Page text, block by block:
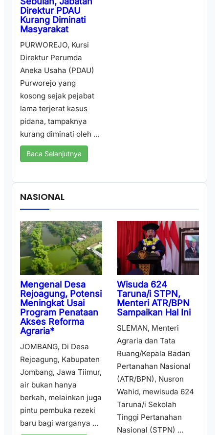
Direktur PDAU
Kurang Diminati
Masyarakat
PURWOREJO, Kursi
Direktur Perumda
Aneka Usaha (PDAU)
Purworejo yang
kosong sejak pejabat
lama terjerat kasus
pidana, tampaknya
kurang diminati oleh ...
Baca Selanjutnya
NASIONAL
Mengenal Desa
Rejoagung, Potensi
Meningkat Usai
Program Penataan
Akses Reforma
Agraria*
JOMBANG, Di Desa
Rejoagung, Kabupaten
Jombang, Jawa Tiimur,
air bukan hanya
berkah, melainkan juga
pintu pembuka rezeki
baru bagi warganya ...
Wisuda 624
Taruna/i STPN,
Menteri ATR/BPN
Sampaikan Hal Ini
SLEMAN, Menteri
Agraria dan Tata
Ruang/Kepala Badan
Pertanahan Nasional
(ATR/BPN), Nusron
Wahid, mewisuda 624
Taruna/i Sekolah
Tinggi Pertanahan
Nasional (STPN) ...